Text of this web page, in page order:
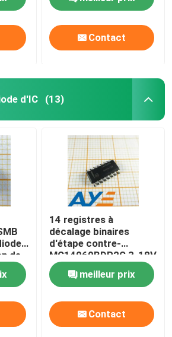
Contact
d'IC (13)
de
14 registres à
décalage binaires
d'étape contre-
MC14060BDR2G 3-18V
meilleur prix
Contact